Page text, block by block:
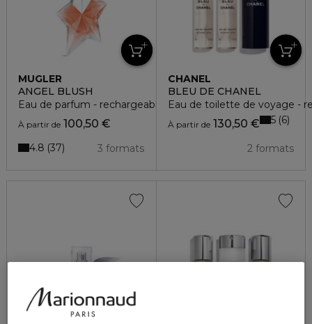
MUGLER
ANGEL BLUSH
Eau de parfum - rechargeable
À partir de 100,50 €
3 formats
4.8 37
CHANEL
BLEU DE CHANEL
Eau de toilette de voyage -
À partir de130,50 €
2 formats
5 6